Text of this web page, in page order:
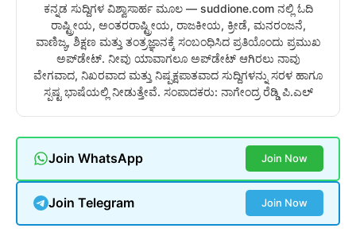
ಕನ್ನಡ ಸುದ್ದಿಗಳ ವಿಶ್ವಾಸಾರ್ಹ ಮೂಲ — suddione.com ನಲ್ಲಿ ಓದಿ
ರಾಷ್ಟ್ರೀಯ, ಅಂತರರಾಷ್ಟ್ರೀಯ, ರಾಜಕೀಯ, ಕ್ರೀಡೆ, ಮನರಂಜನೆ,
ವಾಣಿಜ್ಯ, ಶಿಕ್ಷಣ ಮತ್ತು ತಂತ್ರಜ್ಞಾನಕ್ಕೆ ಸಂಬಂಧಿಸಿದ ಪ್ರತಿಯೊಂದು ಪ್ರಮುಖ
ಅಪ್‌ಡೇಟ್. ನೀವು ಯಾವಾಗಲೂ ಅಪ್‌ಡೇಟ್ ಆಗಿರಲು ನಾವು
ವೇಗವಾದ, ನಿಖರವಾದ ಮತ್ತು ನಿಷ್ಪಕ್ಷಪಾತವಾದ ಸುದ್ದಿಗಳನ್ನು ಸರಳ ಹಾಗೂ
ಸ್ಪಷ್ಟ ಭಾಷೆಯಲ್ಲಿ ನೀಡುತ್ತೇವೆ. ಸಂಪಾದಕರು: ನಾಗೇಂದ್ರ ರೆಡ್ಡಿ ಪಿ.ಎಲ್
Join WhatsApp Join Now
Join Telegram Join Now